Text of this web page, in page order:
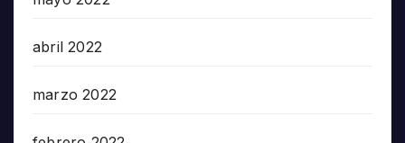
abril 2022
marzo 2022